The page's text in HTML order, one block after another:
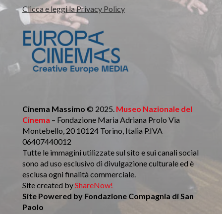
Clicca e leggi la Privacy Policy
Cinema Massimo © 2025. Museo Nazionale del
Cinema – Fondazione Maria Adriana Prolo Via
Montebello, 20 10124 Torino, Italia P.IVA
06407440012
Tutte le immagini utilizzate sul sito e sui canali social
sono ad uso esclusivo di divulgazione culturale ed è
esclusa ogni finalità commerciale.
Site created byShareNow!
Site Powered by Fondazione Compagnia di San
Paolo